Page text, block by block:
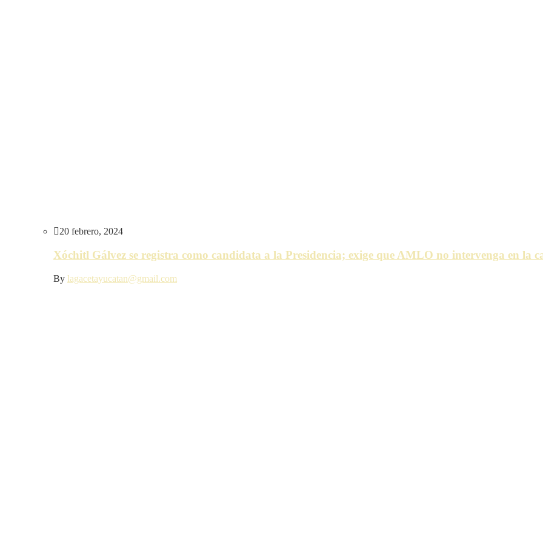
20 febrero, 2024
Xóchitl Gálvez se registra como candidata a la Presidencia; exige que AMLO no intervenga en la
By lagacetayucatan@gmail.com